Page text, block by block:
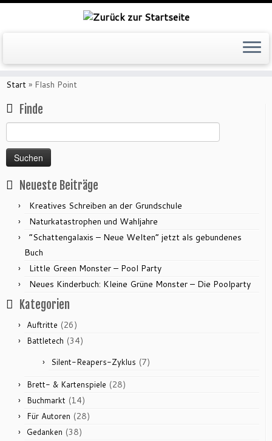
Zum
Inhalt
Start » Flash Point
Finde
nach:
Neueste Beiträge
Kreatives Schreiben an der Grundschule
Naturkatastrophen und Wahljahre
“Schattengalaxis – Neue Welten” jetzt als gebundenes
Buch
Little Green Monster – Pool Party
Neues Kinderbuch: Kleine Grüne Monster – Die Poolparty
Kategorien
Auftritte (26)
Battletech (34)
Silent-Reapers-Zyklus (7)
Brett- & Kartenspiele (28)
Buchmarkt (14)
Für Autoren (28)
Gedanken (38)